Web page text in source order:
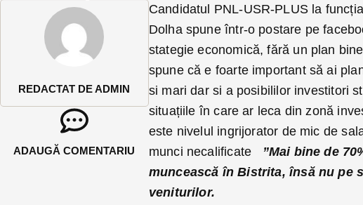
REDACTAT DE ADMIN
ADAUGĂ COMENTARIU
Candidatul PNL-USR-PLUS la
Dolha spune într-o postare pe
stategie economică, fără un plan
spune că e foarte important să ai
si mari dar si a posibililor investitori
situațiile în care ar leca din zonă
este nivelul ingrijorator de mic de
munci necalificate
”Mai bine de
muncească în Bistrita, însă nu pe
veniturilor.